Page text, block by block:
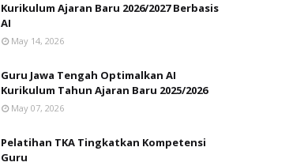
Kurikulum Ajaran Baru 2026/2027 Berbasis
AI
May 14, 2026
Guru Jawa Tengah Optimalkan AI
Kurikulum Tahun Ajaran Baru 2025/2026
May 07, 2026
Pelatihan TKA Tingkatkan Kompetensi
Guru